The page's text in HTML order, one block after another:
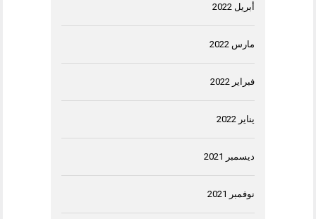
أبريل 2022
مارس 2022
فبراير 2022
يناير 2022
ديسمبر 2021
نوفمبر 2021